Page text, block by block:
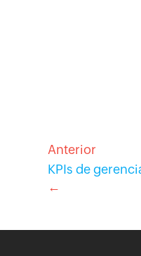
Anterior
KPIs de
←